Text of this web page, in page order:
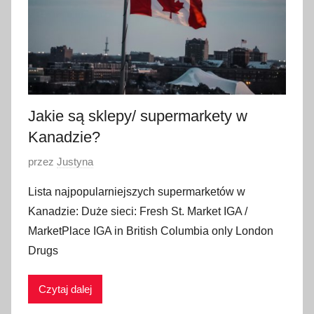
0
2
3
Jakie są sklepy/ supermarkety w
Kanadzie?
O
u
b
l
i
w
przez Justyna
Lista najpopularniejszych supermarketów w
Kanadzie: Duże sieci: Fresh St. Market IGA /
MarketPlace IGA in British Columbia only London
Drugs
Czytaj dalej